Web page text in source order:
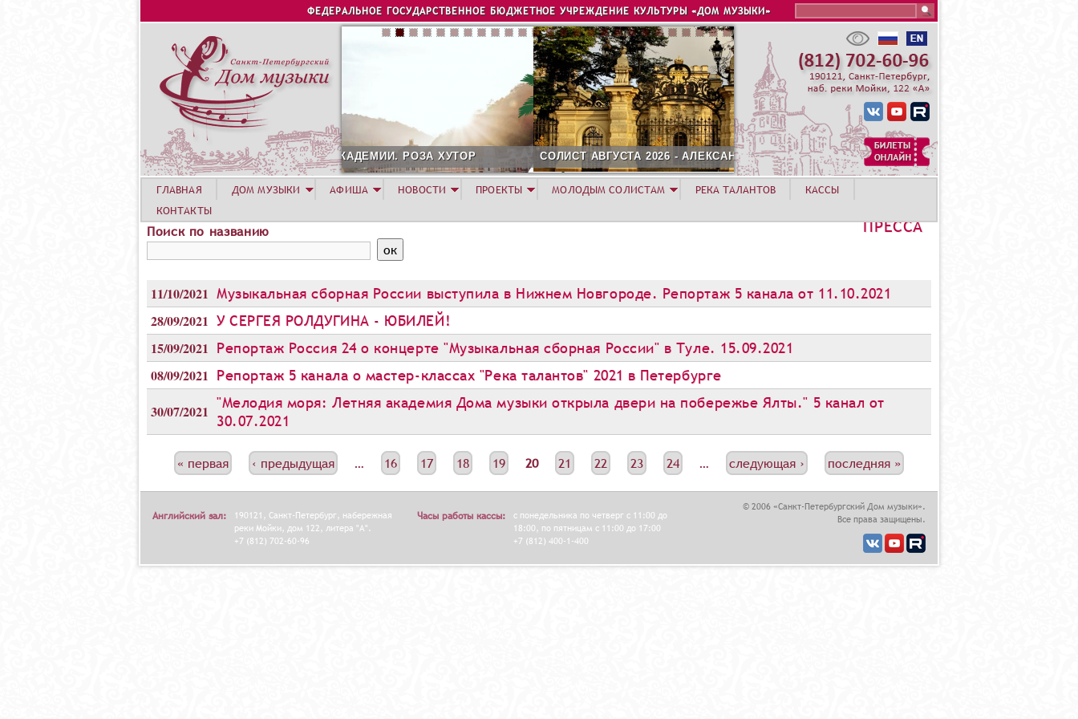
Jump to navigation
ФЕДЕРАЛЬНОЕ ГОСУДАРСТВЕННОЕ БЮДЖЕТНОЕ УЧРЕЖДЕНИЕ КУЛЬТУРЫ «ДОМ МУЗЫКИ»
КОНЦЕРТ ЛЕТНЕЙ АКАДЕМИИ. РОЗА ХУТОР СОЛИСТ АВГУСТА 2026 - АЛЕКСАНДР ГЕРАСИМОВ
ПРЕССА
Поиск по названию
11/10/2021 Музыкальная сборная России выступила в Нижнем Новгороде. Репортаж 5 канала от 11.10.2021
28/09/2021 У СЕРГЕЯ РОЛДУГИНА - ЮБИЛЕЙ!
15/09/2021 Репортаж Россия 24 о концерте "Музыкальная сборная России" в Туле. 15.09.2021
08/09/2021 Репортаж 5 канала о мастер-классах "Река талантов" 2021 в Петербурге
30/07/2021 "Мелодия моря: Летняя академия Дома музыки открыла двери на побережье Ялты." 5 канал от
30.07.2021
Р
И
« первая ‹ предыдущая … 16 17 18 19 20 21 22 23 24 … следующая › последняя »
ГЛАВНАЯ ДОМ МУЗЫКИ АФИША НОВОСТИ ПРОЕКТЫ МОЛОДЫМ СОЛИСТАМ РЕКА ТАЛАНТОВ
КАССЫ
КОНТАКТЫ
Английский зал:
190121, Санкт-Петербург, набережная
реки Мойки, дом 122, литера "А".
+7 (812) 702-60-96
Часы работы кассы:
с понедельника по четверг с 11:00 до
18:00, по пятницам с 11:00 до 17:00
+7 (812) 400-1-400
© 2006 «Санкт-Петербургский Дом музыки».
Все права защищены.